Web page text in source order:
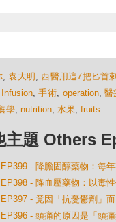
,袁大明 ,西醫用這7把匕首
Infusion,手術, operation, 醫
學, nutrition, 水果, fruits
主題 Others
EP399 - 降膽固醇藥物：每
EP398 - 降血壓藥物：以毒
- 竟因「抗憂鬱劑」而
- 頭痛的原因是「頭痛